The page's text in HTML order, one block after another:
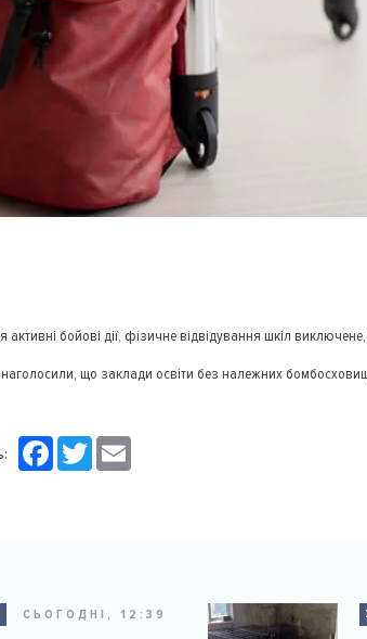
активні бойові дії, фізичне відвідування шкіл
наголосили, що заклади освіти без належних
FacebookTwitter
СЬОГОДНІ, 12:39